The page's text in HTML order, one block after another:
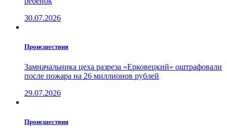
30.07.2026
Проиcшествия
Замначальника цеха разреза «Ерковецкий» оштрафовали
после пожара на 26 миллионов рублей
29.07.2026
Проиcшествия